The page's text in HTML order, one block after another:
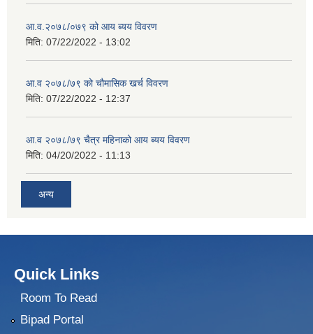
आ.व.२०७८/०७९ को आय ब्यय विवरण
मिति: 07/22/2022 - 13:02
आ.व २०७८/७९ को चौमासिक खर्च विवरण
मिति: 07/22/2022 - 12:37
आ.व २०७८/७९ चैत्र महिनाको आय ब्यय विवरण
मिति: 04/20/2022 - 11:13
अन्य
Quick Links
Room To Read
Bipad Portal